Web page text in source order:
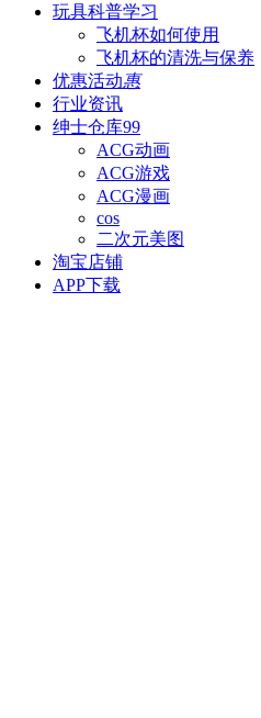
玩具科普学习
飞机杯如何使用
飞机杯的清洗与保养
优惠活动惠
行业资讯
绅士仓库99
ACG动画
ACG游戏
ACG漫画
cos
二次元美图
淘宝店铺
APP下载